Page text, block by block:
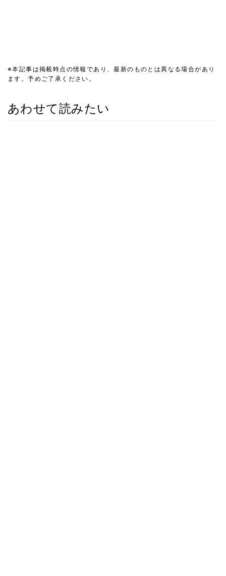
※本記事は掲載時点の情報であり、最新のものとは異なる場合があり
ます。予めご了承ください。
あわせて読みたい